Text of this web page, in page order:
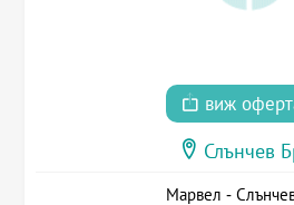
виж
Слънчев
Марвел -